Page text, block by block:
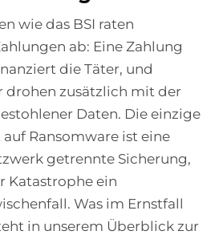
wie das BSI raten
ab: Eine Zahlung
die Täter, und
drohen zusätzlich mit der
Daten. Die einzige
Ransomware ist eine
getrennte Sicherung,
Katastrophe ein
Was im Ernstfall
in unserem Überblick zur